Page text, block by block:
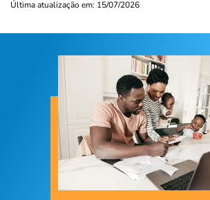
Última atualização em: 15/07/2026